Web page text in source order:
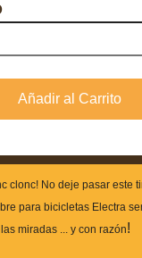
clonc! No deje pasar este
para bicicletas Electra
miradas ... y con razón!